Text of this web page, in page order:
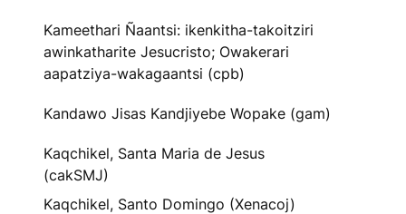
Kameethari Ñaantsi: ikenkitha-takoitziri
awinkatharite Jesucristo; Owakerari
aapatziya-wakagaantsi (cpb)
Kandawo Jisas Kandjiyebe Wopake (gam)
Kaqchikel, Santa Maria de Jesus
(cakSMJ)
Kaqchikel, Santo Domingo (Xenacoj)